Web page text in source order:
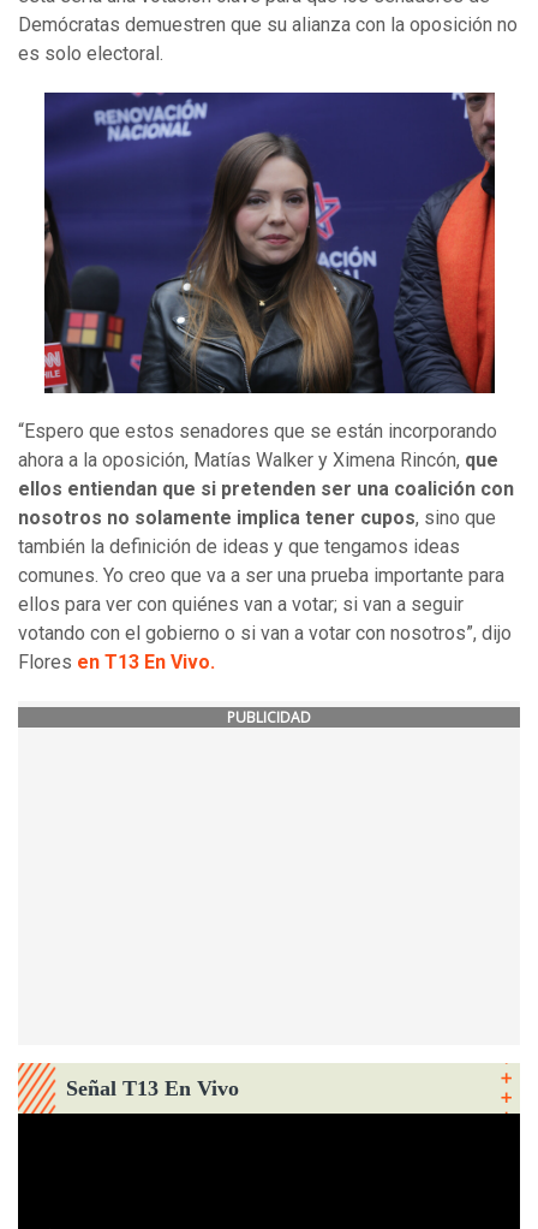
Demócratas demuestren que su alianza con la oposición no
es solo electoral.
“Espero que estos senadores que se están incorporando
ahora a la oposición, Matías Walker y Ximena Rincón, que
ellos entiendan que si pretenden ser una coalición con
nosotros no solamente implica tener cupos, sino que
también la definición de ideas y que tengamos ideas
comunes. Yo creo que va a ser una prueba importante para
ellos para ver con quiénes van a votar; si van a seguir
votando con el gobierno o si van a votar con nosotros”, dijo
Flores en T13 En Vivo.
PUBLICIDAD
Señal T13 En Vivo